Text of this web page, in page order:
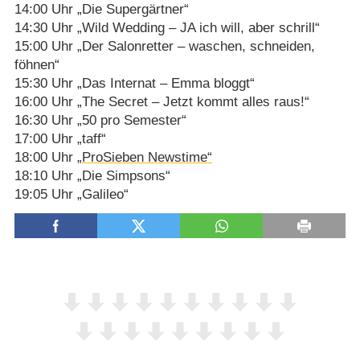
14:00 Uhr „Die Supergärtner“
14:30 Uhr „Wild Wedding – JA ich will, aber schrill“
15:00 Uhr „Der Salonretter – waschen, schneiden,
föhnen“
15:30 Uhr „Das Internat – Emma bloggt“
16:00 Uhr „The Secret – Jetzt kommt alles raus!“
16:30 Uhr „50 pro Semester“
17:00 Uhr „taff“
18:00 Uhr „ProSieben Newstime“
18:10 Uhr „Die Simpsons“
19:05 Uhr „Galileo“